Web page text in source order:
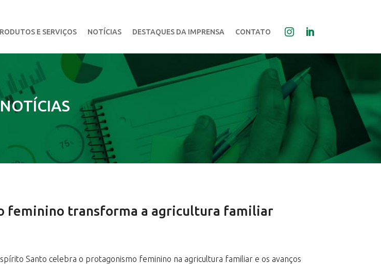
E SERVIÇOS NOTÍCIAS DESTAQUES DA IMPRENSA CONTATO
NOTÍCIAS
feminino transforma a agricultura familiar
Santo celebra o protagonismo feminino na agricultura familiar e os avanços